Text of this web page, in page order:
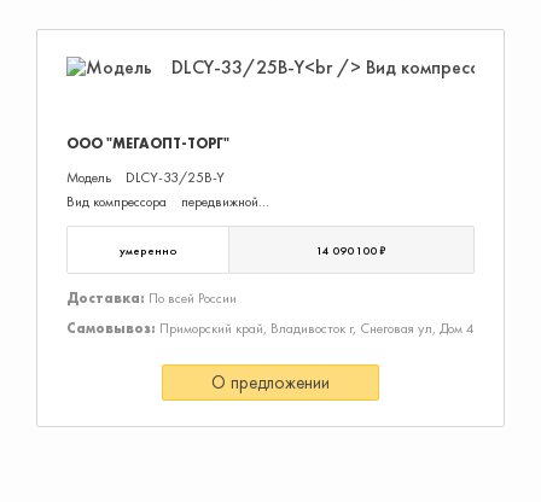
ООО "МЕГАОПТ-ТОРГ"
Модель DLCY-33/25B-Y
Вид компрессора передвижной
Производитель­ность, л/мин 33000
Давление, бар 25
Тип привода ременной
Ресивер нет
Мощность, кВт 410
Осушитель нет
Тип смазки масляный
умеренно 14 090 100 ₽
Доставка: По всей России
Самовывоз: Приморский край, Владивосток г, Снеговая ул, Дом 4
О предложении